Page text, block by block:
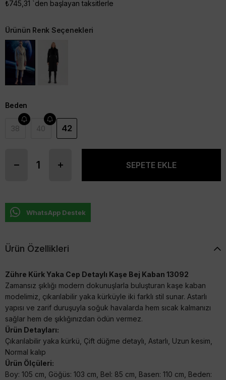
₺745,31 `den başlayan taksitlerle
Ürünün Renk Seçenekleri
Beden
38 40 42
WhatsApp Destek
Ürün Özellikleri
Zühre Kürk Yaka Cep Detaylı Kaşe Bej Kaban 13092
Zamansız şıklığı modern dokunuşlarla buluşturan kaşe kaban
modelimiz, çıkarılabilir yaka kürküyle iki farklı stil sunar. Astarlı
yapısı ve zarif duruşuyla soğuk havalarda hem sıcak kalmanızı
sağlar hem de şıklığınızdan ödün vermez.
Ürün Detayları:
Çıkarılabilir yaka kürkü, Çift düğme detaylı, Astarlı, Uzun kesim,
Normal kalıp
Ürün Ölçüleri:
Boy: 105 cm, Göğüs: 103 cm, Bel: 85 cm, Basen: 110 cm, Beden: